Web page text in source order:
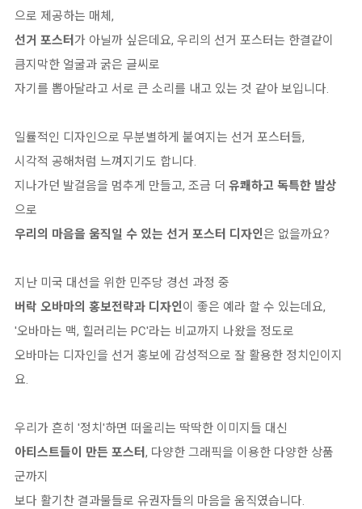
으로 제공하는 매체,
선거 포스터 가 아닐까 싶은데요, 우리의 선거 포스터는 한결같이
큼지막한 얼굴과 굵은 글씨로
자기를 뽑아달라고 서로 큰 소리를 내고 있는 것 같아 보입니다.
일률적인 디자인으로 무분별하게 붙여지는 선거 포스터들,
시각적 공해처럼 느껴지기도 합니다.
지나가던 발걸음을 멈추게 만들고, 조금 더 유쾌하고 독특한 발상
으로
우리의 마음을 움직일 수 있는 선거 포스터 디자인은 없을까요?
지난 미국 대선을 위한 민주당 경선 과정 중
버락 오바마의 홍보전략과 디자인이 좋은 예라 할 수 있는데요,
'오바마는 맥, 힐러리는 PC'라는 비교까지 나왔을 정도로
오바마는 디자인을 선거 홍보에 감성적으로 잘 활용한 정치인이지
요.
우리가 흔히 '정치'하면 떠올리는 딱딱한 이미지들 대신
아티스트들이 만든 포스터 , 다양한 그래픽을 이용한 다양한 상품
군까지
보다 활기찬 결과물들로 유권자들의 마음을 움직였습니다.